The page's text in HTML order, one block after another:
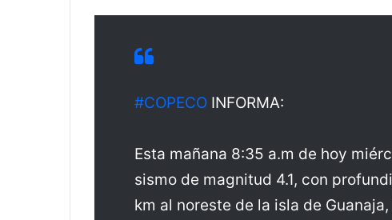
#COPECO INFORMA:
Esta mañana 8:35 a.m de hoy
sismo de magnitud 4.1, con
km al noreste de la isla de